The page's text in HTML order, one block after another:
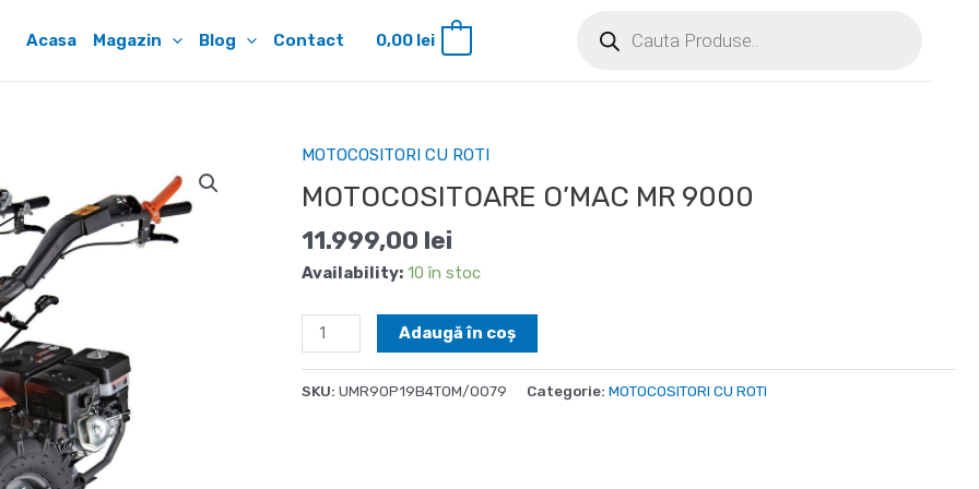
Acasa Magazin Blog Contact 0,00 lei
MOTOCOSITORI CU ROTI
MOTOCOSITOARE O’MAC MR 9000
11.999,00 lei
Availability: 10 în stoc
Cantitate
MOTOCOSITOARE
Adaugă în coș
SKU: UMR90P19B4TOM/0079 Categorie: MOTOCOSITORI CU ROTI